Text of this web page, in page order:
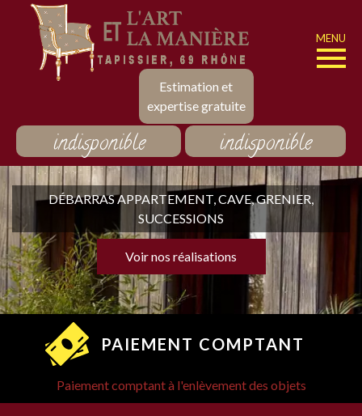
Estimation et
expertise gratuite
MENU
indisponible indisponible
DÉBARRAS APPARTEMENT, CAVE, GRENIER,
SUCCESSIONS
Voir nos réalisations
PAIEMENT COMPTANT
Paiement comptant à l'enlèvement des objets